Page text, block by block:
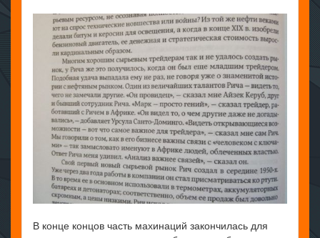
В конце концов часть махинаций закончилась для